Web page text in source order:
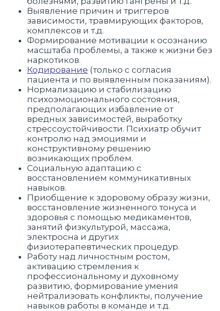
Выявление причин и триггеров
зависимости, травмирующих факторов,
комплексов и т.д.
Формирование мотивации к осознанию
масштаба проблемы, а также к жизни без
наркотиков.
Кодирование (только с согласия
пациента и по выявленным показаниям).
Нормализацию и стабилизацию
психоэмоционального состояния,
предполагающих избавление от
вредных зависимостей, выработку
стрессоустойчивости. Психиатр обучит
контролю над эмоциями и
конструктивному решению
возникающих проблем.
Социальную адаптацию с
восстановлением коммуникативных
навыков.
Приобщение к здоровому образу жизни,
восстановление жизненного тонуса и
здоровья с помощью медикаментов,
занятий физкультурой, массажа,
электросна и других
физиотерапевтических процедур.
Работу над личностным ростом,
активацию стремления к
профессиональному и духовному
развитию, формирование умения
нейтрализовать конфликты, получение
навыков работы в команде и т.д.